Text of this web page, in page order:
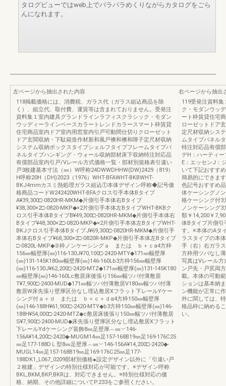
タログビューではweb上でパラパラめくりながらカタログをごら
んになれます。
左ページから抽出された内容
118掲載価格には、消費税、ガラス代（ガラス組込商品を除
く）、組立代、取付費、運賃等は含まれておりません。受発注
資料集１室内建具グランドラインラフィスクラシック・モダン
ウッディーラインベースカラートレンドカラースマート枠賃貸
住宅商品室内ドア室内用窓室内引戸可動間仕切りクローゼット
ドア玄関収納・下駄箱造作材新和風戸襖和襖和障子定尺材収納
システム収納ボックスタイプシェルフタイプフレームタイプパ
ネルタイプハンギング・ウォール収納部材床下収納特注対応品
有償部品室内引戸/Vレール方式価格一覧・部材別規格表引違い
戸3枚建基本寸法（㎜）W呼称24DWWDHHW(DW)2429（819）
H呼称20H（DH)2023（1976）WHT-BFAWHT-BKBWHT-
BKJ4mmカスミ熱処理ガラス組込①本体デザイン呼称◆記号価
格商品コードW242420WHT-BFAクロス引手本体Bタイプ
A¥39,300□-0820HR-MKM◆片側引手本体右Bタイプ
¥38,300×2□-0820-MKP◆×2片側引手本体左BタイプWHT-BKBク
ロス引手本体BタイプB¥49,300□-0820HR-MKM◆片側引手本体右
Bタイプ¥48,300×2□-0820-MKP◆×2片側引手本体左BタイプWHT-
BKJクロス引手本体BタイプJ¥69,300□-0820HR-MKM◆片側引手
本体右Bタイプ¥68,300×2□-0820R-MKP◆片側引手本体左Bタイプ
□-0820L-MKP◆②枠ノンケーシングａ または ｂ＋ｃa4方枠
156㎜幅壁厚(㎜)116-130J¥70,100□-2420-MTY◆171㎜幅壁厚
(㎜)131-145K180㎜幅壁厚(㎜)146-160Lb3方枠156㎜幅壁厚
(㎜)116-130J¥62,200□-2420-MTZ◆171㎜幅壁厚(㎜)131-145K180
㎜幅壁厚(㎜)146-160Lc敷居床後張り156㎜幅ツバ付薄敷居
T¥7,900□-2400-MUD◆171㎜幅ツバ付薄敷居V180㎜幅ツバ付薄
敷居W床先張り壁厚区分なし埋込敷居Xフラット下レールYケー
シング付ａ＋ｄ または ｂ＋ｃ＋ｄa4方枠150㎜幅壁厚
(㎜)146-188H¥61,900□-2420-MTY◆b3方枠150㎜幅壁厚(㎜)146-
188H¥54,000□-2420-MTZ◆c敷居床後張り150㎜幅ツバ付薄敷居
S¥7,900□-2400-MUD◆床先張り壁厚区分なし埋込敷居Xフラット
下レールYdケーシング装飾8㎜足壁厚︵㎜︶146-
156A¥14,200□-2420◆-MUGM14㎜足157-168B19㎜足169-176C25
㎜足177-188DＬ型8㎜足壁厚︵㎜︶146-156A¥14,200□-2420◆-
MUGL14㎜足157-168B19㎜足169-176C25㎜足177-
188DK1_L067_0209部材別価格●設定デザイン以外に「引違い戸
２枚建」デザインの特別仕様対応が可能です。※デザイン呼称
BKL,BKM,BKP,BKRは、対応できません。※特別仕様対応の価
格、納期、その他詳細についてP.233をご参照ください。
右ページから抽出
119受発注資料
ク・モダンウッ
ート枠賃貸住宅
ローゼットドア
定尺材収納シス
ムタイプパネル
特注対応品有償
デH：ハーティ
E：エッセンJ：
いて下記おすす
簡易的にできま
色記号おすすめ
体ケーシングノ
格ケーシング付3
ノンケーシング3
類￥14,200￥
体Bタイプ片側
す。※本体のAタ
ラスタイプの本
手（右）右ガラ
方枠用ツバなし
写真はVレール
ン戸先・戸尻両
載。本体の可動
ションは基本納
ン機能が正常に
外に関しては、
格品枠に納める
い。